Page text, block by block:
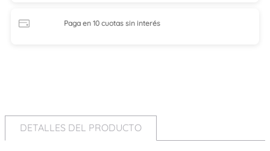
Paga en 10 cuotassin interés
DETALLES DEL PRODUCTO